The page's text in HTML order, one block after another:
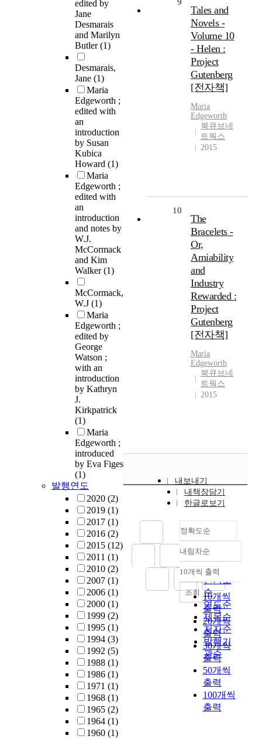
edited by
Jane
Desmarais
and Marilyn
Butler(1)
Desmarais,
Jane (1)
Maria
Edgeworth ;
edited with
an
introduction
by Susan
Kubica
Howard (1)
Maria
Edgeworth ;
edited with
an
introduction
and notes by
W.J.
McCormack
and Kim
Walker(1)
McCormack,
W.J (1)
Maria
Edgeworth ;
edited by
George
Watson ;
with an
introduction
by Kathryn
J.
Kirkpatrick
(1)
Maria
Edgeworth ;
introduced
by Eva Figes
(1)
발행연도
2020 (2)
2019 (1)
2017 (1)
2016 (2)
2015 (12)
2011 (1)
2010 (2)
2007 (1)
2006 (1)
2000 (1)
1999 (2)
1995 (1)
1994 (3)
1992 (5)
1988 (1)
1986 (1)
1971 (1)
1968 (1)
1965 (2)
1964 (1)
1960 (1)
9
Tales and
Novels -
Volume 10
- Helen :
Project
Gutenberg
[전자책]
Maria
Edgeworth
북큐브네
트웍스
2015
10
The
Bracelets -
Or,
Amiability
and
Industry
Rewarded :
Project
Gutenberg
[전자책]
Maria
Edgeworth
북큐브네
트웍스
2015
내보내기
내책장담기
한글로보기
정확도순
정확도
순
인기도
순
연도순
제목순
저자순
발행기
관순
내림차순
내림차순
10개씩 출력
10개씩
출력
20개씩
출력
30개씩
출력
50개씩
출력
100개씩
출력
조회